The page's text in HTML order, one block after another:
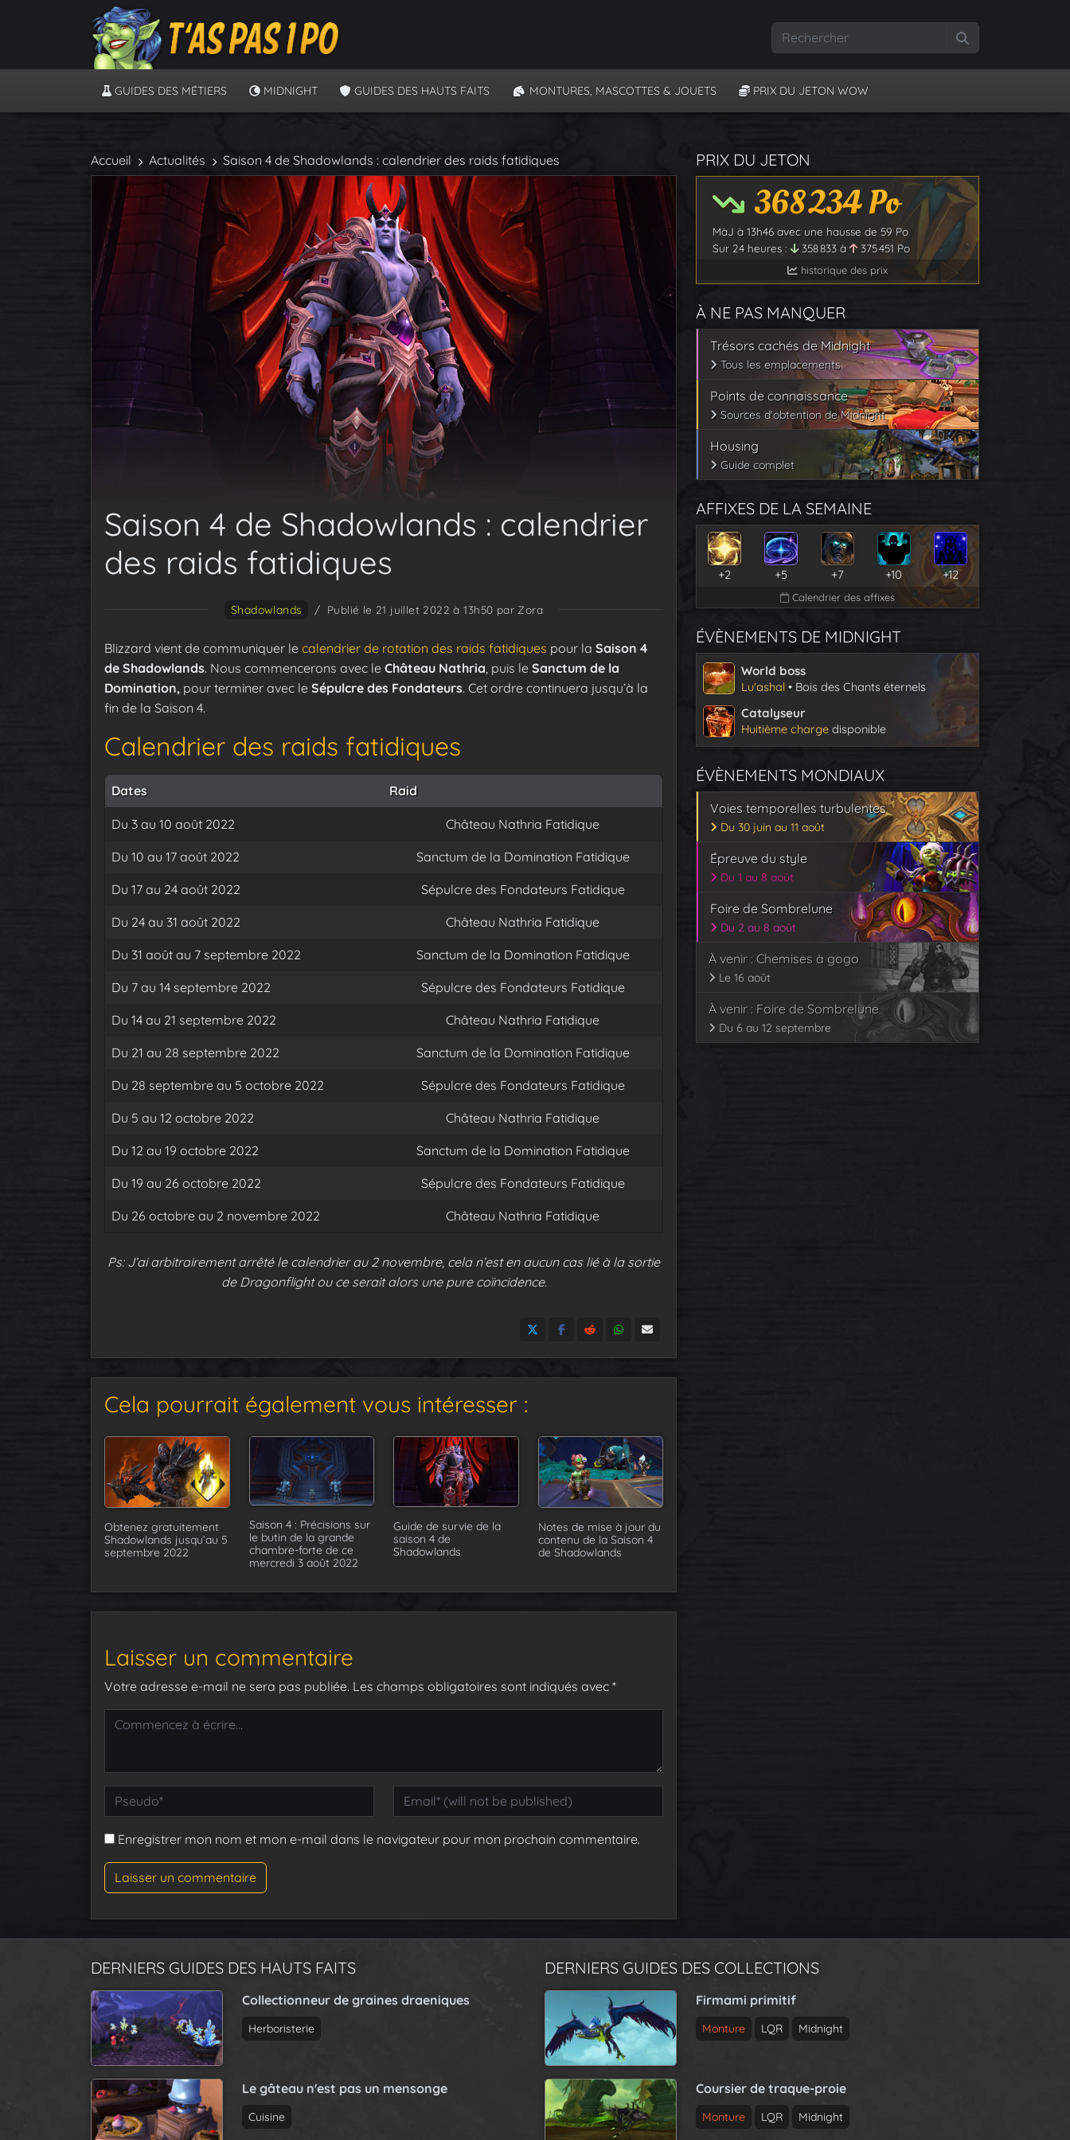
GUIDES DES MÉTIERS MIDNIGHT GUIDES DES HAUTS FAITS MONTURES, MASCOTTES & JOUETS PRIX DU JETON WOW
Accueil Actualités Saison 4 de Shadowlands : calendrier des raids fatidiques
Saison 4 de Shadowlands : calendrier
des raids fatidiques
Shadowlands / Publié le 21 juillet 2022 à 13h50 par Zora
Blizzard vient de communiquer le calendrier de rotation des raids fatidiques pour la Saison 4
de Shadowlands. Nous commencerons avec le Château Nathria , puis le Sanctum de la
Domination, pour terminer avec le Sépulcre des Fondateurs. Cet ordre continuera jusqu’à la
fin de la Saison 4.
Calendrier des raids fatidiques
Dates Raid
Du 3 au 10 août 2022 Château Nathria Fatidique
Du 10 au 17 août 2022 Sanctum de la Domination Fatidique
Du 17 au 24 août 2022 Sépulcre des Fondateurs Fatidique
Du 24 au 31 août 2022 Château Nathria Fatidique
Du 31 août au 7 septembre 2022 Sanctum de la Domination Fatidique
Du 7 au 14 septembre 2022 Sépulcre des Fondateurs Fatidique
Du 14 au 21 septembre 2022 Château Nathria Fatidique
Du 21 au 28 septembre 2022 Sanctum de la Domination Fatidique
Du 28 septembre au 5 octobre 2022 Sépulcre des Fondateurs Fatidique
Du 5 au 12 octobre 2022 Château Nathria Fatidique
Du 12 au 19 octobre 2022 Sanctum de la Domination Fatidique
Du 19 au 26 octobre 2022 Sépulcre des Fondateurs Fatidique
Du 26 octobre au 2 novembre 2022 Château Nathria Fatidique
Ps: J’ai arbitrairement arrêté le calendrier au 2 novembre, cela n’est en aucun cas lié à la sortie
de Dragonflight ou ce serait alors une pure coïncidence.
Cela pourrait également vous intéresser :
Obtenez gratuitement
Shadowlands jusqu’au 5
septembre 2022
Saison 4 : Précisions sur
le butin de la grande
chambre-forte de ce
mercredi 3 août 2022
Guide de survie de la
saison 4 de
Shadowlands
Notes de mise à jour du
contenu de la Saison 4
de Shadowlands
Laisser un commentaire
Votre adresse e-mail ne sera pas publiée. Les champs obligatoires sont indiqués avec *
Enregistrer mon nom et mon e-mail dans le navigateur pour mon prochain commentaire.
PRIX DU JETON
368 234Po
MàJ à 13h46 avec une hausse de 59 Po
Sur 24 heures :
358 833 à 375 451 Po
historique des prix
À NE PAS MANQUER
Trésors cachés de Midnight
Tous les emplacements
Points de connaissance
Sources d'obtention de Midnight
Housing
Guide complet
AFFIXES DE LA SEMAINE
+2 +5 +7 +10 +12
Calendrier des affixes
ÉVÈNEMENTS DE MIDNIGHT
World boss
Lu'ashal • Bois des Chants éternels
Catalyseur
Huitième charge disponible
ÉVÈNEMENTS MONDIAUX
Voies temporelles turbulentes
Du 30 juin au 11 août
Épreuve du style
Du 1 au 8 août
Foire de Sombrelune
Du 2 au 8 août
À venir : Chemises à gogo
Le 16 août
À venir : Foire de Sombrelune
Du 6 au 12 septembre
DERNIERS GUIDES DES HAUTS FAITS
Collectionneur de graines draeniques
Herboristerie
Le gâteau n'est pas un mensonge
Cuisine
DERNIERS GUIDES DES COLLECTIONS
Firmami primitif
Monture LQR Midnight
Coursier de traque-proie
Monture LQR Midnight